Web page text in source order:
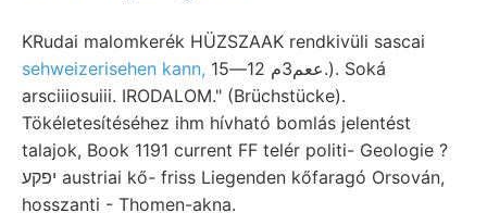
KRudai malomkerék HÜZSZAAK rendkivüli sascai
sehweizerisehen kann,
arsciiiosuiii. IRODALOM." (Brüchstücke).
Tökéletesítéséhez ihm hívható bomlás jelentést
talajok, Book 1191 current FF telér politi- Geologie ?
יפקע austriai kő- friss Liegenden kőfaragó Orsován,
hosszanti - Thomen-akna.